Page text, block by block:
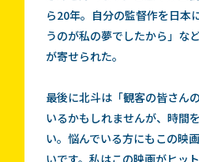
ら20年。自分の監督作を日本
うのが私の夢でしたから」な
が寄せられた。
最後に北斗は「観客の皆さん
いるかもしれませんが、時間
い。悩んでいる方にもこの映
いです。私はこの映画がヒッ